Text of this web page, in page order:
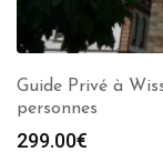
Guide Privé à
personnes
299.00€